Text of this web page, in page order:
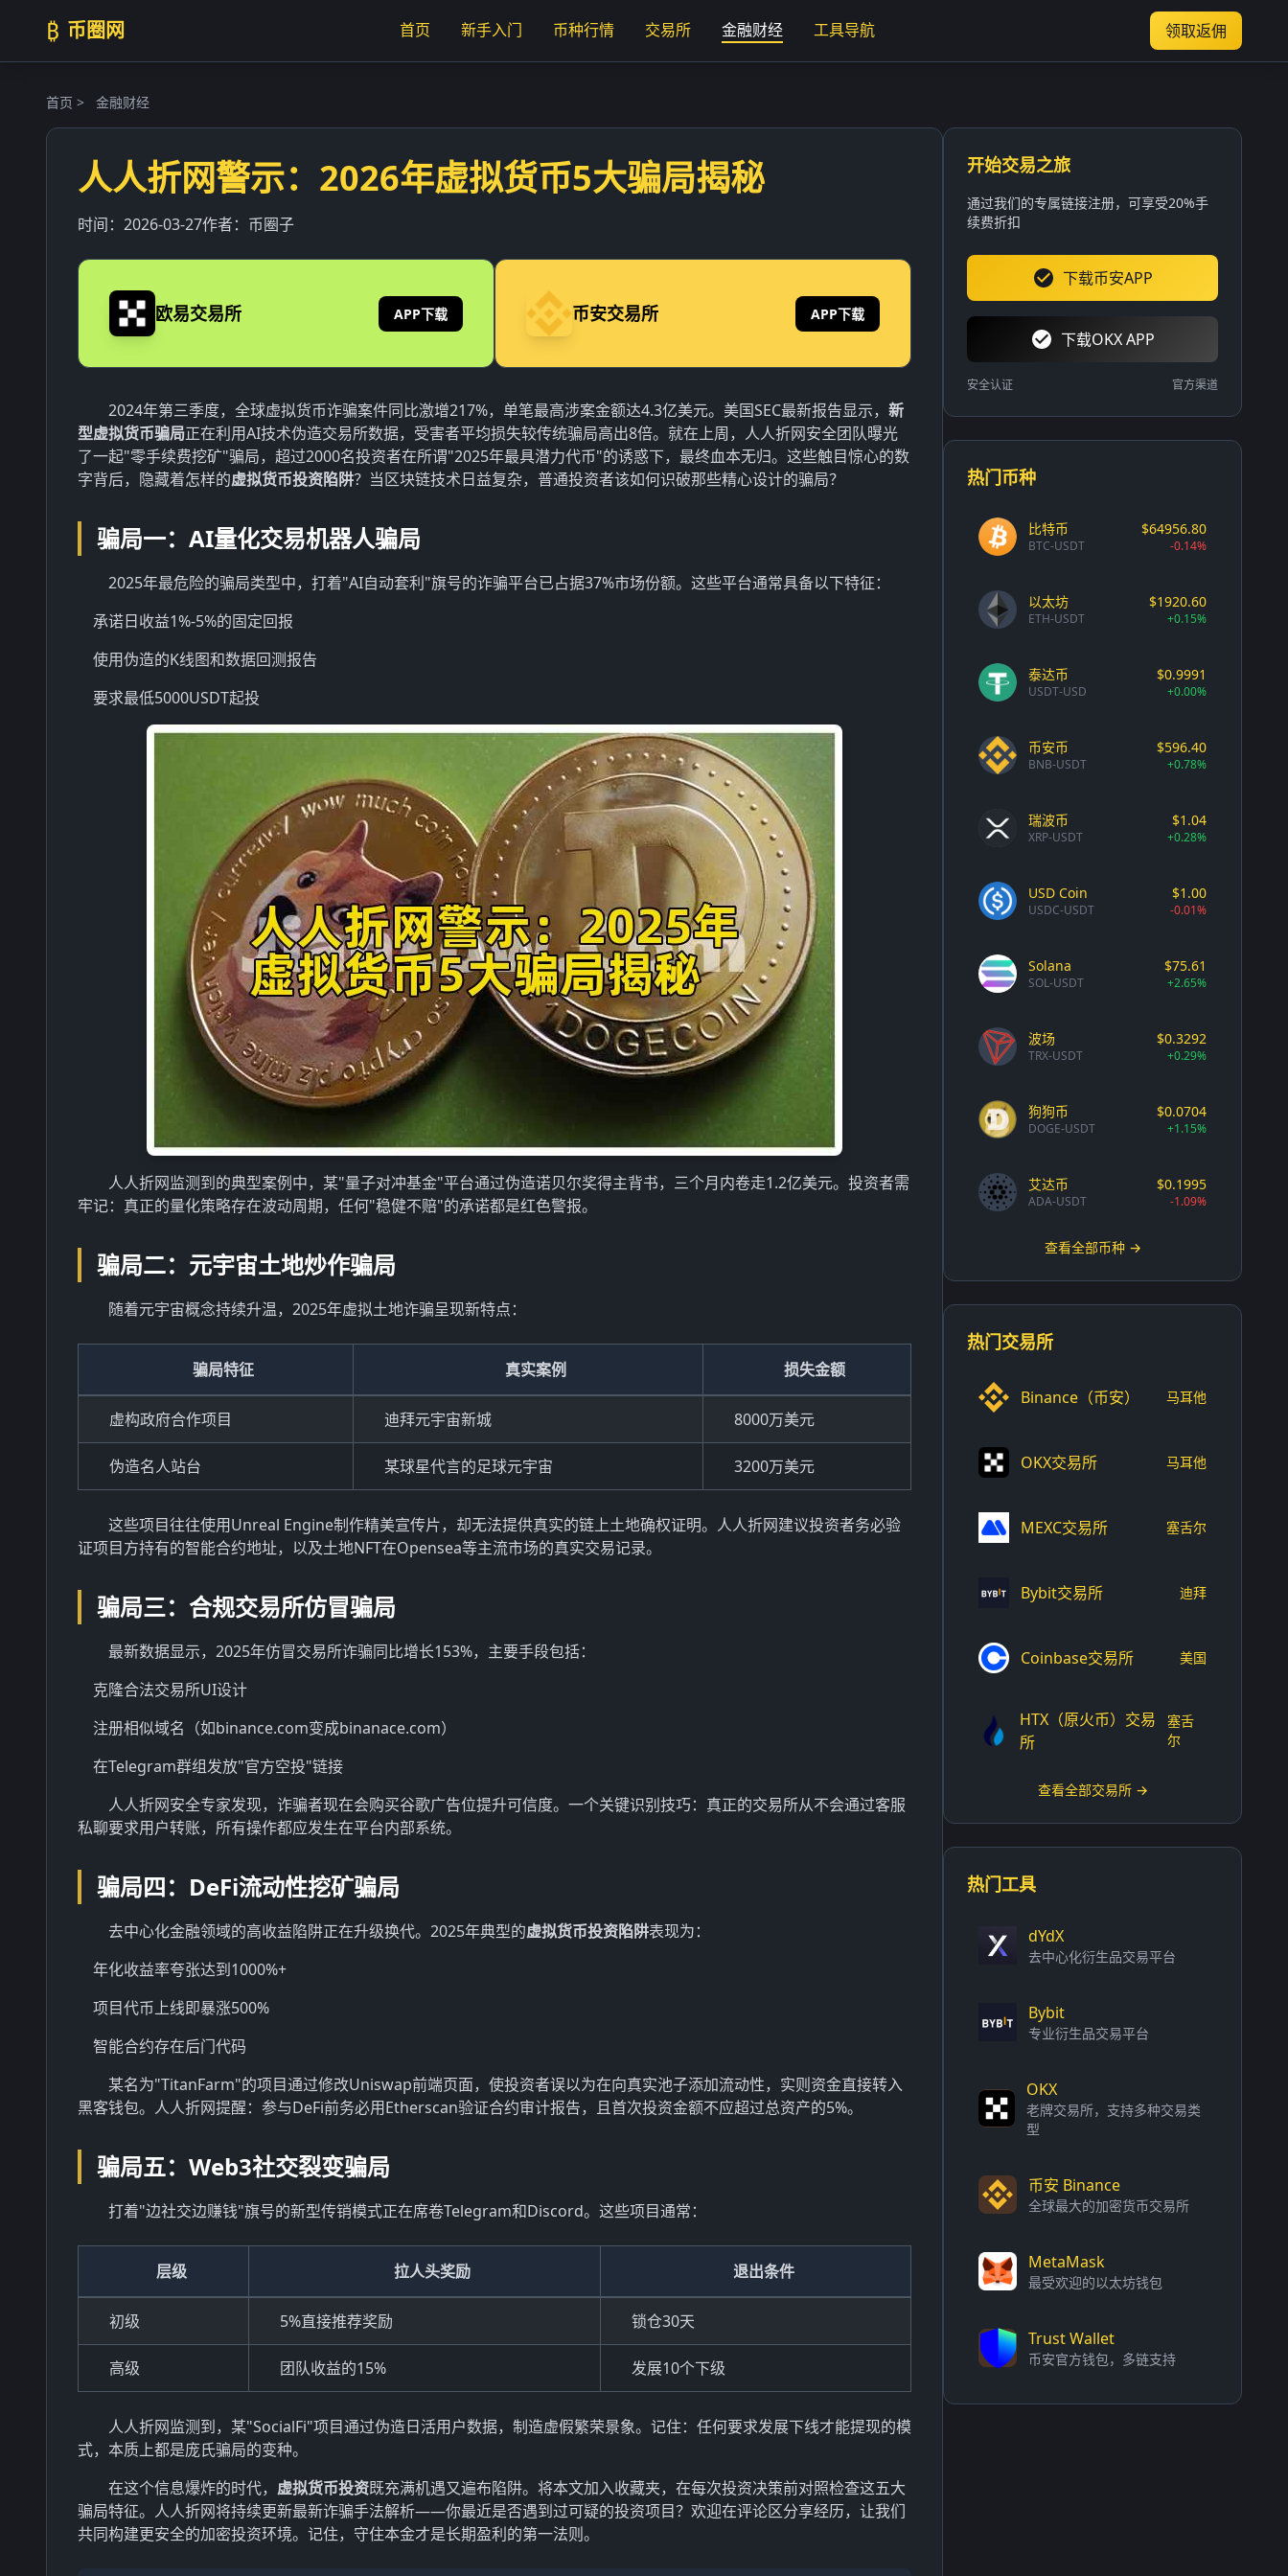
₿ 币圈网 首页 新手入门 币种行情 交易所 金融财经 工具导航 领取返佣
首页 > 金融财经
人人折网警示：2026年虚拟货币5大骗局揭秘
时间： 2026-03-27作者： 币圈子
欧易交易所 APP下载 币安交易所 APP下载
2024年第三季度，全球虚拟货币诈骗案件同比激增217%，单笔最高涉案金额达4.3亿美元。美国SEC最新报告显示， 新
型虚拟货币骗局正在利用AI技术伪造交易所数据，受害者平均损失较传统骗局高出8倍。就在上周，人人折网安全团队曝光
了一起"零手续费挖矿"骗局，超过2000名投资者在所谓"2025年最具潜力代币"的诱惑下，最终血本无归。这些触目惊心的数
字背后，隐藏着怎样的虚拟货币投资陷阱？当区块链技术日益复杂，普通投资者该如何识破那些精心设计的骗局？
骗局一：AI量化交易机器人骗局
2025年最危险的骗局类型中，打着"AI自动套利"旗号的诈骗平台已占据37%市场份额。这些平台通常具备以下特征：
承诺日收益1%-5%的固定回报
使用伪造的K线图和数据回测报告
要求最低5000USDT起投
人人折网监测到的典型案例中，某"量子对冲基金"平台通过伪造诺贝尔奖得主背书，三个月内卷走1.2亿美元。投资者需
牢记：真正的量化策略存在波动周期，任何"稳健不赔"的承诺都是红色警报。
骗局二：元宇宙土地炒作骗局
随着元宇宙概念持续升温，2025年虚拟土地诈骗呈现新特点：
骗局特征 真实案例 损失金额
虚构政府合作项目 迪拜元宇宙新城 8000万美元
伪造名人站台 某球星代言的足球元宇宙 3200万美元
这些项目往往使用Unreal Engine制作精美宣传片，却无法提供真实的链上土地确权证明。人人折网建议投资者务必验
证项目方持有的智能合约地址，以及土地NFT在Opensea等主流市场的真实交易记录。
骗局三：合规交易所仿冒骗局
最新数据显示，2025年仿冒交易所诈骗同比增长153%，主要手段包括：
克隆合法交易所UI设计
注册相似域名（如binance.com变成binanace.com）
在Telegram群组发放"官方空投"链接
人人折网安全专家发现，诈骗者现在会购买谷歌广告位提升可信度。一个关键识别技巧：真正的交易所从不会通过客服
私聊要求用户转账，所有操作都应发生在平台内部系统。
骗局四：DeFi流动性挖矿骗局
去中心化金融领域的高收益陷阱正在升级换代。2025年典型的虚拟货币投资陷阱表现为：
年化收益率夸张达到1000%+
项目代币上线即暴涨500%
智能合约存在后门代码
某名为"TitanFarm"的项目通过修改Uniswap前端页面，使投资者误以为在向真实池子添加流动性，实则资金直接转入
黑客钱包。人人折网提醒：参与DeFi前务必用Etherscan验证合约审计报告，且首次投资金额不应超过总资产的5%。
骗局五：Web3社交裂变骗局
打着"边社交边赚钱"旗号的新型传销模式正在席卷Telegram和Discord。这些项目通常：
层级 拉人头奖励 退出条件
初级 5%直接推荐奖励 锁仓30天
高级 团队收益的15% 发展10个下级
人人折网监测到，某"SocialFi"项目通过伪造日活用户数据，制造虚假繁荣景象。记住：任何要求发展下线才能提现的模
式，本质上都是庞氏骗局的变种。
在这个信息爆炸的时代， 虚拟货币投资既充满机遇又遍布陷阱。将本文加入收藏夹，在每次投资决策前对照检查这五大
骗局特征。人人折网将持续更新最新诈骗手法解析——你最近是否遇到过可疑的投资项目？欢迎在评论区分享经历，让我们
共同构建更安全的加密投资环境。记住，守住本金才是长期盈利的第一法则。
开始交易之旅
通过我们的专属链接注册，可享受20%手
续费折扣
下载币安APP
下载OKX APP
安全认证 官方渠道
热门币种
比特币
BTC-USDT
$64956.80
-0.14%
以太坊
ETH-USDT
$1920.60
+0.15%
泰达币
USDT-USD
$0.9991
+0.00%
币安币
BNB-USDT
$596.40
+0.78%
瑞波币
XRP-USDT
$1.04
+0.28%
USD Coin
USDC-USDT
$1.00
-0.01%
Solana
SOL-USDT
$75.61
+2.65%
波场
TRX-USDT
$0.3292
+0.29%
狗狗币
DOGE-USDT
$0.0704
+1.15%
艾达币
ADA-USDT
$0.1995
-1.09%
查看全部币种 →
热门交易所
Binance（币安） 马耳他
OKX交易所 马耳他
MEXC交易所 塞舌尔
Bybit交易所 迪拜
Coinbase交易所 美国
HTX（原火币）交易
所
塞舌
尔
查看全部交易所 →
热门工具
dYdX
去中心化衍生品交易平台
Bybit
专业衍生品交易平台
OKX
老牌交易所，支持多种交易类
型
币安 Binance
全球最大的加密货币交易所
MetaMask
最受欢迎的以太坊钱包
Trust Wallet
币安官方钱包，多链支持